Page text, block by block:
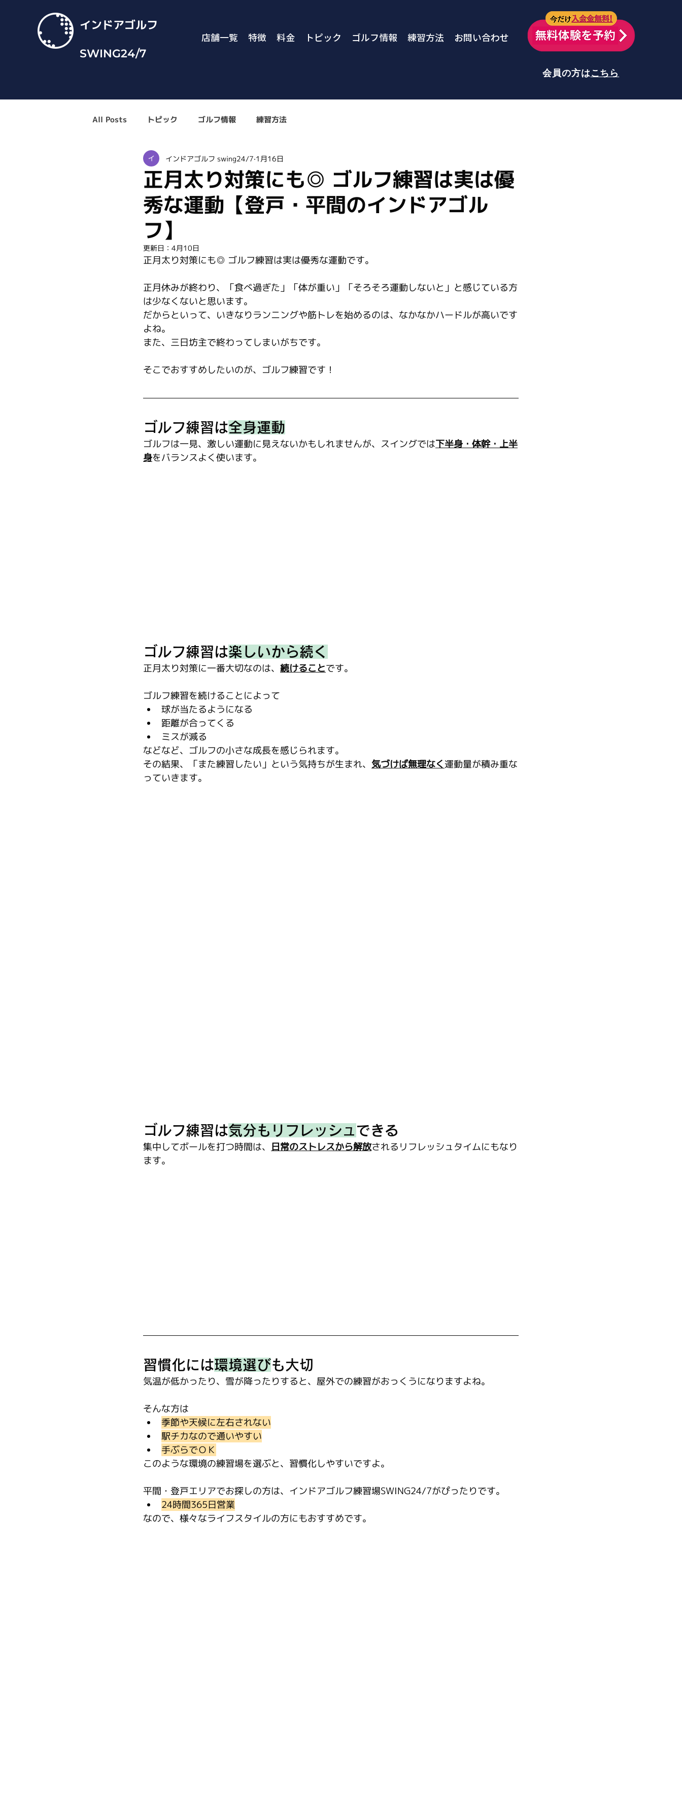
インドアゴルフ
SWING24/7
店舗一覧 特徴 料金 トピック ゴルフ情報 練習方法 お問い合わせ
今だけ
会員の方はこちら
All Posts トピック ゴルフ情報 練習方法
正月太り対策にも◎ ゴルフ練習は実は優
秀な運動【登戸・平間のインドアゴル
フ】
インドアゴルフ swing24/7 1月16日
更新日： 4月10日
正月太り対策にも◎ ゴルフ練習は実は優秀な運動です。
正月休みが終わり、「食べ過ぎた」「体が重い」「そろそろ運動しないと」と感じている方
は少なくないと思います。
だからといって、いきなりランニングや筋トレを始めるのは、なかなかハードルが高いです
よね。
また、三日坊主で終わってしまいがちです。
そこでおすすめしたいのが、ゴルフ練習です！
ゴルフ練習は全身運動
ゴルフは一見、激しい運動に見えないかもしれませんが、スイングでは下半身・体幹・上半
身をバランスよく使います。
ゴルフ練習は楽しいから続く
正月太り対策に一番大切なのは、 続けることです。
ゴルフ練習を続けることによって
球が当たるようになる
距離が合ってくる
ミスが減る
などなど、ゴルフの小さな成長を感じられます。
その結果、「また練習したい」という気持ちが生まれ、 気づけば無理なく 運動量が積み重な
っていきます。
ゴルフ練習は気分もリフレッシュ できる
集中してボールを打つ時間は、 日常のストレスから解放されるリフレッシュタイムにもなり
ます。
習慣化には環境選びも大切
気温が低かったり、雪が降ったりすると、屋外での練習がおっくうになりますよね。
そんな方は
季節や天候に左右されない
駅チカなので通いやすい
手ぶらでＯＫ
このような環境の練習場を選ぶと、習慣化しやすいですよ。
平間・登戸エリアでお探しの方は、インドアゴルフ練習場SWING24/7がぴったりです。
24時間365日営業
なので、様々なライフスタイルの方にもおすすめです。